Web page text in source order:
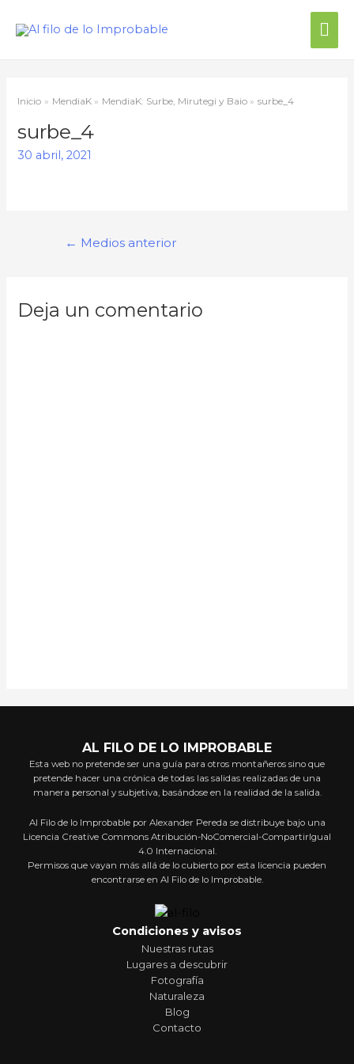
Inicio MendiaK MendiaK: Surbe, Mirutegi y Baio surbe_4
surbe_4
30 abril, 2021
Navegación
← Medios anterior
Deja un comentario
AL FILO DE LO IMPROBABLE
Esta web no pretende ser una guía para otros montañeros sino que
pretende hacer una crónica de todas las salidas realizadas de una
manera personal y subjetiva, basándose en la realidad de la salida.
Al Filo de lo Improbable por Alexander Pereda se distribuye bajo una
Licencia Creative Commons Atribución-NoComercial-CompartirIgual
4.0 Internacional.
Permisos que vayan más allá de lo cubierto por esta licencia pueden
encontrarse en Al Filo de lo Improbable.
Condiciones y avisos
Nuestras rutas
Lugares a descubrir
Fotografía
Naturaleza
Blog
Contacto